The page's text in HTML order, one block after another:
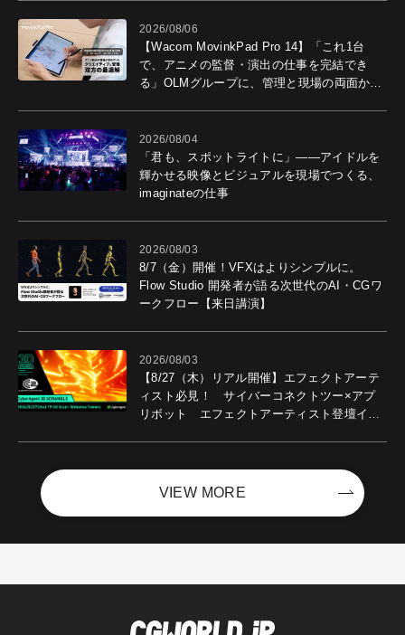
2026/08/06
【Wacom MovinkPad Pro 14】「これ1台
で、アニメの監督・演出の仕事を完結でき
る」OLMグループに、管理と現場の両面から
2026/08/04
「君も、スポットライトに」――アイドルを
輝かせる映像とビジュアルを現場でつくる、
imaginateの仕事
2026/08/03
8/7（金）開催！VFXはよりシンプルに。
Flow Studio 開発者が語る次世代のAI・CGワ
ークフロー【来日講演】
2026/08/03
【8/27（木）リアル開催】エフェクトアーテ
ィスト必見！ サイバーコネクトツー×アプ
リボット エフェクトアーティスト登壇イベ
VIEW MORE